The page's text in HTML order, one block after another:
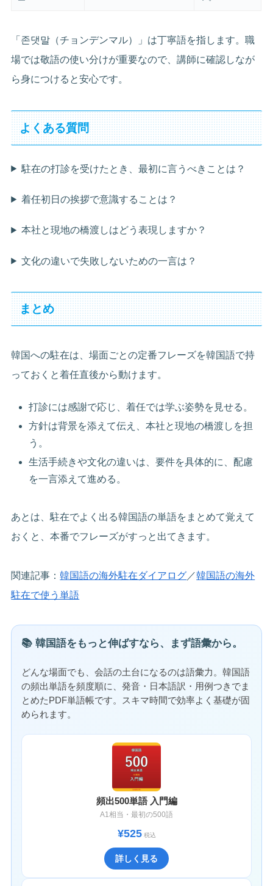
「존댓말（チョンデンマル）」は丁寧語を指します。職
場では敬語の使い分けが重要なので、講師に確認しなが
ら身につけると安心です。
よくある質問
駐在の打診を受けたとき、最初に言うべきことは？
着任初日の挨拶で意識することは？
本社と現地の橋渡しはどう表現しますか？
文化の違いで失敗しないための一言は？
まとめ
韓国への駐在は、場面ごとの定番フレーズを韓国語で持
っておくと着任直後から動けます。
打診には感謝で応じ、着任では学ぶ姿勢を見せる。
方針は背景を添えて伝え、本社と現地の橋渡しを担
う。
生活手続きや文化の違いは、要件を具体的に、配慮
を一言添えて進める。
あとは、駐在でよく出る韓国語の単語をまとめて覚えて
おくと、本番でフレーズがすっと出てきます。
関連記事：韓国語の海外駐在ダイアログ ／韓国語の海外
駐在で使う単語
📚 韓国語をもっと伸ばすなら、まず語彙から。
どんな場面でも、会話の土台になるのは語彙力。韓国語
の頻出単語を頻度順に、発音・日本語訳・用例つきでま
とめたPDF単語帳です。スキマ時間で効率よく基礎が固
められます。
頻出500単語 入門編
A1相当・最初の500語
¥525税込
詳しく見る